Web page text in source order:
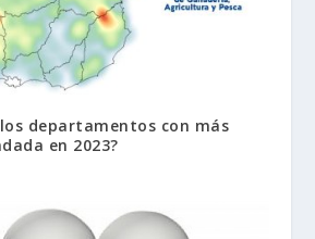
departamentos con más
en 2023?